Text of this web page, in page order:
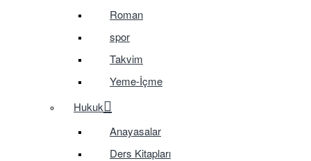
Roman
spor
Takvim
Yeme-İçme
Hukuk
Anayasalar
Ders Kitapları